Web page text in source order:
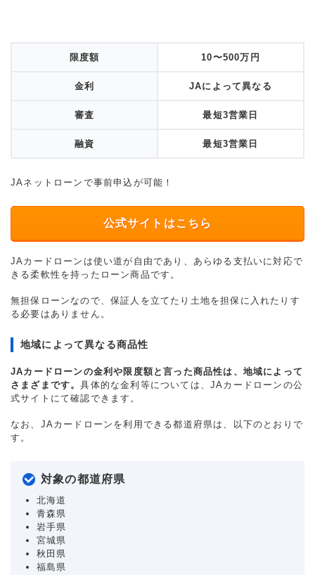
限度額 10〜500万円
金利 JAによって異なる
審査 最短3営業日
融資 最短3営業日
JAネットローンで事前申込が可能！
公式サイトはこちら
JAカードローンは使い道が自由であり、あらゆる支払いに対応で
きる柔軟性を持ったローン商品です。
無担保ローンなので、保証人を立てたり土地を担保に入れたりす
る必要はありません。
地域によって異なる商品性
JAカードローンの金利や限度額と言った商品性は、地域によって
さまざまです。具体的な金利等については、JAカードローンの公
式サイトにて確認できます。
なお、JAカードローンを利用できる都道府県は、以下のとおりで
す。
対象の都道府県
北海道
青森県
岩手県
宮城県
秋田県
福島県